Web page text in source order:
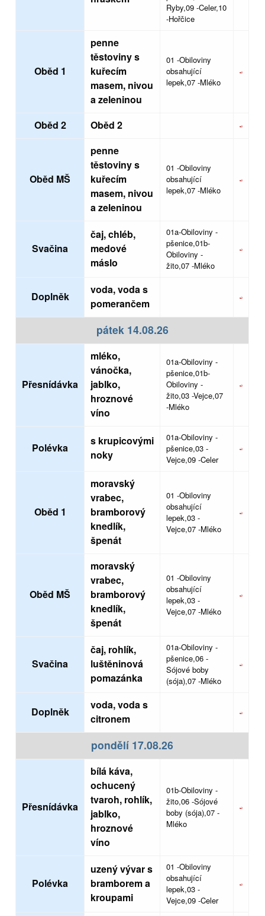
Ryby,09 -Celer,10
-Hořčice
Oběd 1
penne
těstoviny s
kuřecím
masem, nivou
a zeleninou
01 -Obiloviny
obsahující
lepek,07 -Mléko
Oběd 2 Oběd 2
Oběd MŠ
penne
těstoviny s
kuřecím
masem, nivou
a zeleninou
01 -Obiloviny
obsahující
lepek,07 -Mléko
Svačina
čaj, chléb,
medové
máslo
01a-Obiloviny -
pšenice,01b-
Obiloviny -
žito,07 -Mléko
Doplněk
voda, voda s
pomerančem
pátek 14.08.26
Přesnídávka
mléko,
vánočka,
jablko,
hroznové
víno
01a-Obiloviny -
pšenice,01b-
Obiloviny -
žito,03 -Vejce,07
-Mléko
Polévka
s krupicovými
noky
01a-Obiloviny -
pšenice,03 -
Vejce,09 -Celer
Oběd 1
moravský
vrabec,
bramborový
knedlík,
špenát
01 -Obiloviny
obsahující
lepek,03 -
Vejce,07 -Mléko
Oběd MŠ
moravský
vrabec,
bramborový
knedlík,
špenát
01 -Obiloviny
obsahující
lepek,03 -
Vejce,07 -Mléko
Svačina
čaj, rohlík,
luštěninová
pomazánka
01a-Obiloviny -
pšenice,06 -
Sójové boby
(sója),07 -Mléko
Doplněk
voda, voda s
citronem
pondělí 17.08.26
Přesnídávka
bílá káva,
ochucený
tvaroh, rohlík,
jablko,
hroznové
víno
01b-Obiloviny -
žito,06 -Sójové
boby (sója),07 -
Mléko
Polévka
uzený vývar s
bramborem a
kroupami
01 -Obiloviny
obsahující
lepek,03 -
Vejce,09 -Celer